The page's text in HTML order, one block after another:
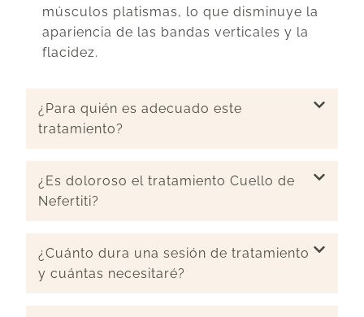
músculos platismas, lo que disminuye la
apariencia de las bandas verticales y la
flacidez.
¿Para quién es adecuado este
tratamiento?
¿Es doloroso el tratamiento Cuello de
Nefertiti?
¿Cuánto dura una sesión de tratamiento
y cuántas necesitaré?